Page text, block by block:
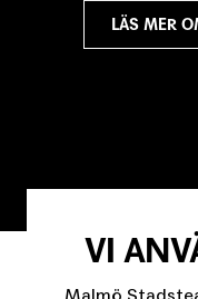
LÄS MER
VI